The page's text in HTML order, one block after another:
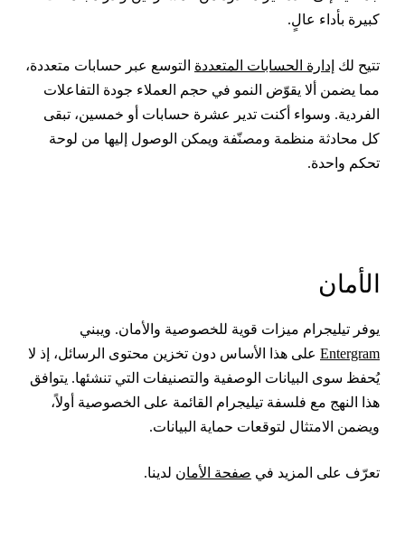
بأداء عالٍ.
لكإدارة الحسابات المتعددةالتوسع عبر حسابات متعددة،
يضمن ألا يقوّض النمو في حجم العملاء جودة التفاعلات
وسواء أكنت تدير عشرة حسابات أو خمسين، تبقى
محادثة منظمة ومصنّفة ويمكن الوصول إليها من لوحة
واحدة.
تيليجرام ميزات قوية للخصوصية والأمان. ويبني
على هذا الأساس دون تخزين محتوى الرسائل، إذ لا
سوى البيانات الوصفية والتصنيفات التي تنشئها. يتوافق
النهج مع فلسفة تيليجرام القائمة على الخصوصية أولاً،
الامتثال لتوقعات حماية البيانات.
على المزيد في صفحة الأمانلدينا.